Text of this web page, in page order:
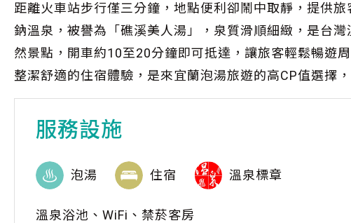
距離火車站步行僅三分鐘，地點便利卻鬧中取靜，提供
鈉溫泉，被譽為「礁溪美人湯」，泉質滑順細緻，是台
然景點，開車約10至20分鐘即可抵達，讓旅客輕鬆暢遊
整潔舒適的住宿體驗，是來宜蘭泡湯旅遊的高CP值選擇，
服務設施
泡湯 住宿 溫泉標章
溫泉浴池、WiFi、禁菸客房